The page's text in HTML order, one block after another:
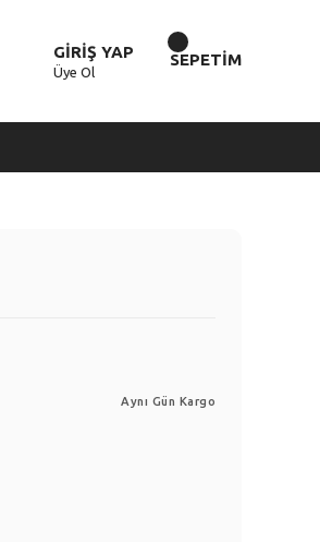
GİRİŞ YAP
Üye Ol
SEPETİM
Aynı Gün Kargo